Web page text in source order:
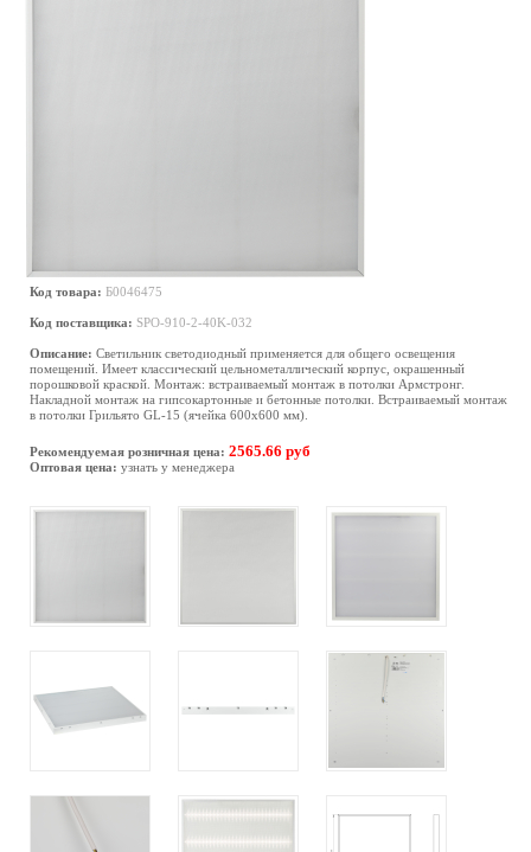
Код товара: Б0046475
Код поставщика: SPO-910-2-40K-032
Описание: Светильник светодиодный применяется для общего освещения
помещений. Имеет классический цельнометаллический корпус, окрашенный
порошковой краской. Монтаж: встраиваемый монтаж в потолки Армстронг.
Накладной монтаж на гипсокартонные и бетонные потолки. Встраиваемый монтаж
в потолки Грильято GL-15 (ячейка 600х600 мм).
Рекомендуемая розничная цена: 2565.66 руб
Оптовая цена: узнать у менеджера